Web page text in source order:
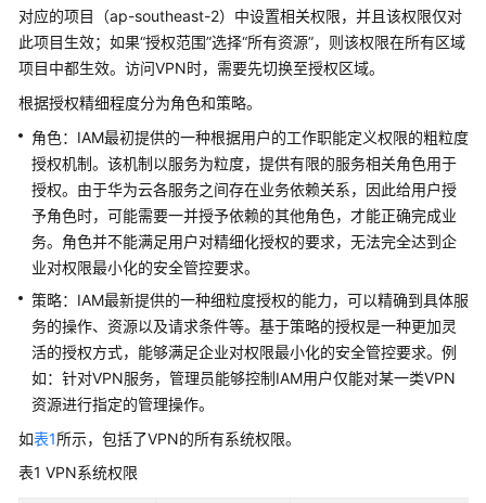
应
用
场
景
产
品
功
能
产
品
规
约
束
与
对应的项目（ap-southeast-2）中设置相关权限，并且该权限仅对
此项目生效；如果“授权范围”选择“所有资源”，则该权限在所有区域
项目中都生效。访问VPN时，需要先切换至授权区域。
根据授权精细程度分为角色和策略。
角色：IAM最初提供的一种根据用户的工作职能定义权限的粗粒度
授权机制。该机制以服务为粒度，提供有限的服务相关角色用于
授权。由于华为云各服务之间存在业务依赖关系，因此给用户授
予角色时，可能需要一并授予依赖的其他角色，才能正确完成业
务。角色并不能满足用户对精细化授权的要求，无法完全达到企
业对权限最小化的安全管控要求。
策略：IAM最新提供的一种细粒度授权的能力，可以精确到具体服
务的操作、资源以及请求条件等。基于策略的授权是一种更加灵
活的授权方式，能够满足企业对权限最小化的安全管控要求。例
如：针对VPN服务，管理员能够控制IAM用户仅能对某一类VPN
资源进行指定的管理操作。
如表1所示，包括了VPN的所有系统权限。
表1 VPN系统权限